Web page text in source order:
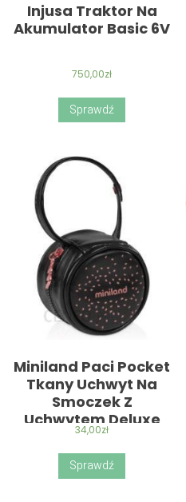
Injusa Traktor Na
Akumulator Basic 6V
750,00zł
Sprawdź
Miniland Paci Pocket
Tkany Uchwyt Na
Smoczek Z
Uchwytem Deluxe
Rose
34,00zł
Sprawdź